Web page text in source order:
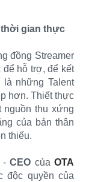
thời gian thực
đồng Streamer
để hỗ trợ, để kết
là những Talent
hơn. Thiết thực
nguồn thu xứng
của bản thân
thiếu.
-CEO củaOTA
độc quyền của